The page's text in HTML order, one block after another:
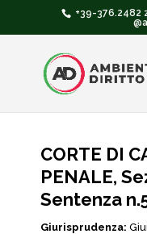
+39-
CORTE DI
PENALE,
Sentenza
Giurisprudenza: